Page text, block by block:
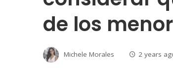
de los
Michele Morales 2 years